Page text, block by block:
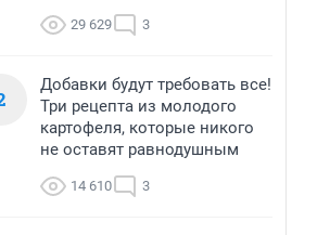
29 629 3
Добавки будут требовать все!
Три рецепта из молодого
картофеля, которые никого
не оставят равнодушным
14 610 3